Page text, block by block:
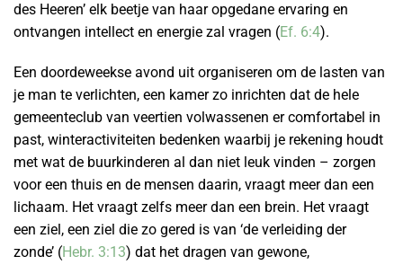
des Heeren’ elk beetje van haar opgedane ervaring en
ontvangen intellect en energie zal vragen (Ef. 6:4).
Een doordeweekse avond uit organiseren om de lasten van
je man te verlichten, een kamer zo inrichten dat de hele
gemeenteclub van veertien volwassenen er comfortabel in
past, winteractiviteiten bedenken waarbij je rekening houdt
met wat de buurkinderen al dan niet leuk vinden – zorgen
voor een thuis en de mensen daarin, vraagt meer dan een
lichaam. Het vraagt zelfs meer dan een brein. Het vraagt
een ziel, een ziel die zo gered is van ‘de verleiding der
zonde’ (Hebr. 3:13) dat het dragen van gewone,